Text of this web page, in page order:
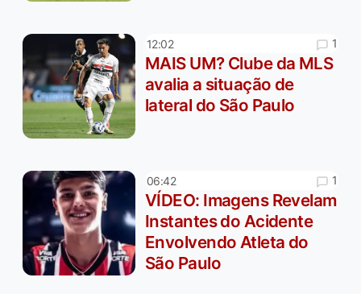
12:02 1
MAIS UM? Clube da MLS
avalia a situação de
lateral do São Paulo
06:42 1
VÍDEO: Imagens Revelam
Instantes do Acidente
Envolvendo Atleta do
São Paulo